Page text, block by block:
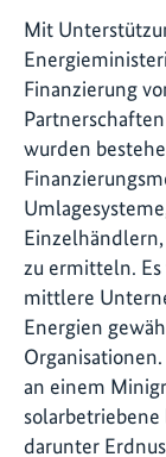
Mit
Finanzierung
wurden
zu ermitteln.
mittlere
Energien
an einem
darunter